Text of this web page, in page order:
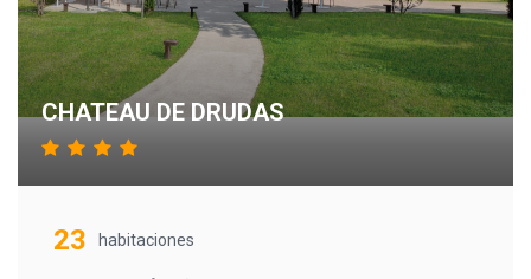
CHATEAU DE DRUDAS
23 habitaciones